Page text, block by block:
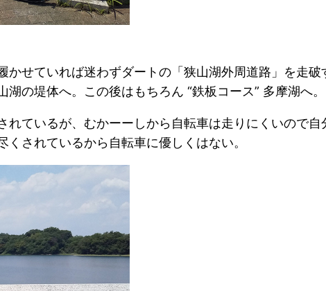
かせていれば迷わずダートの「狭山湖外周道路」を走
の堤体へ。この後はもちろん “鉄板コース” 多摩湖へ。
れているが、むかーーしから自転車は走りにくいので
されているから自転車に優しくはない。